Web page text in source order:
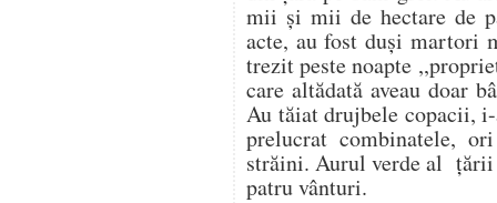
mii și mii de hectare de
acte, au fost duși martori
trezit peste noapte
care altădată aveau doar
Au tăiat drujbele copacii,
prelucrat combinatele,
străini. Aurul verde al
patru vânturi.